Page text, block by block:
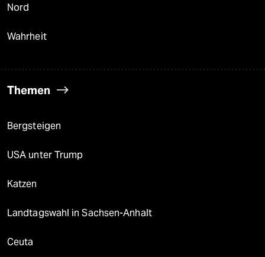
Nord
Wahrheit
Themen
Bergsteigen
USA unter Trump
Katzen
Landtagswahl in Sachsen-Anhalt
Ceuta